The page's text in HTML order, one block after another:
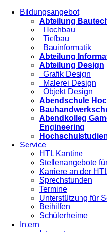
Bildungsangebot
Abteilung
Hochbau
Tiefbau
Bauinformatik
Abteilung
Abteilung Design
Grafik Design
Malerei Design
Objekt Design
Abendschule
Abendkolleg
Engineering
Service
HTL Kantine
Stellenangebote
Karriere an der
Sprechstunden
Termine
Unterstützung für
Beihilfen
Schülerheime
Intern